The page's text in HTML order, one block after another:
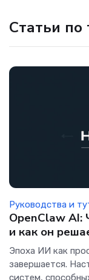
Статьи по
Руководства и
OpenClaw AI:
и как он
Эпоха ИИ как
завершается.
систем,